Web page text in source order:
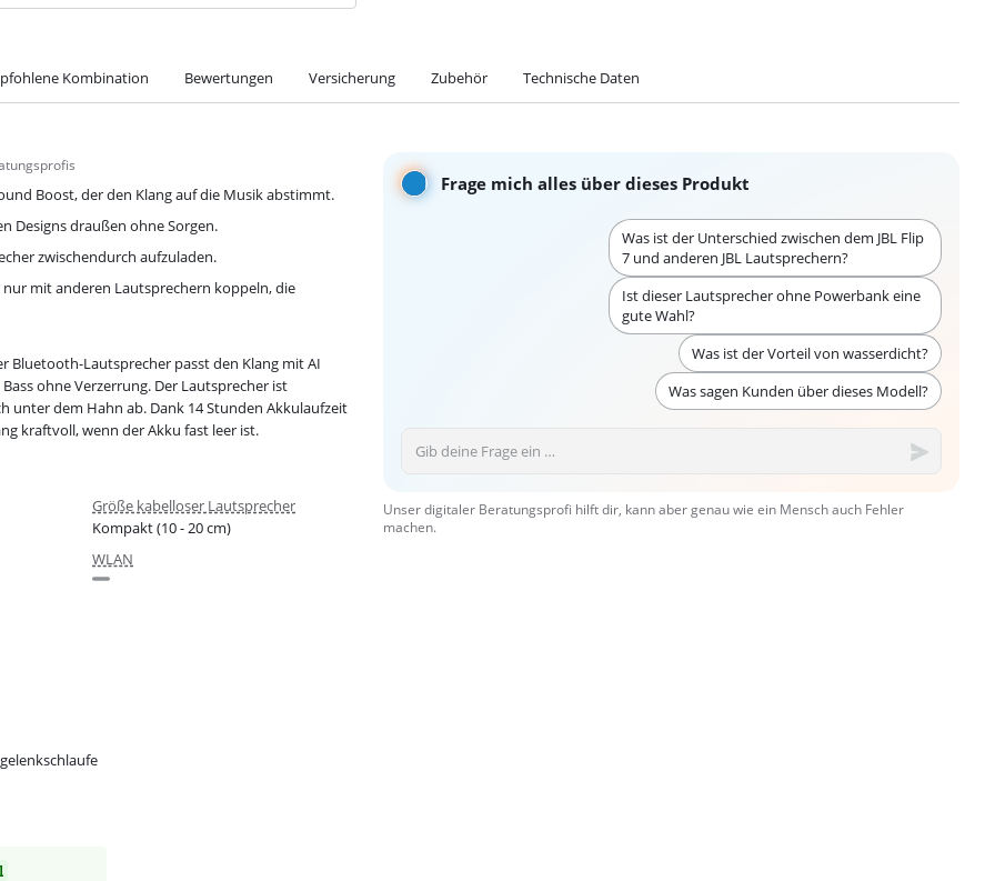
Kombination Bewertungen Versicherung Zubehör Technische Daten
Frage mich alles über dieses Produkt
Was ist der Unterschied zwischen dem JBL Flip
7 und anderen JBL Lautsprechern?
Ist dieser Lautsprecher ohne Powerbank eine
gute Wahl?
Was ist der Vorteil von wasserdicht?
Was sagen Kunden über dieses Modell?
Unser digitaler Beratungsprofi hilft dir, kann aber genau wie ein Mensch auch Fehler
machen.
Boost, der den Klang auf die Musik abstimmt.
Designs draußen ohne Sorgen.
zwischendurch aufzuladen.
mit anderen Lautsprechern koppeln, die
Bluetooth-Lautsprecher passt den Klang mit AI
ohne Verzerrung. Der Lautsprecher ist
unter dem Hahn ab. Dank 14 Stunden Akkulaufzeit
kraftvoll, wenn der Akku fast leer ist.
Größe kabelloser Lautsprecher
Kompakt (10 - 20 cm)
WLAN